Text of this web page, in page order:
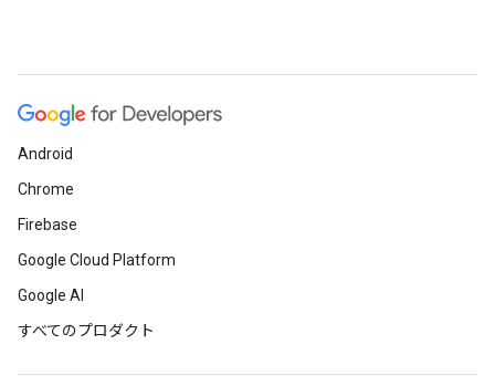
Android
Chrome
Firebase
Google Cloud Platform
Google AI
すべてのプロダクト